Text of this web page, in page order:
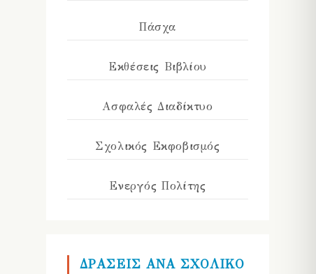
Πάσχα
Εκθέσεις Βιβλίου
Ασφαλές Διαδίκτυο
Σχολικός Εκφοβισμός
Ενεργός Πολίτης
ΔΡΑΣΕΙΣ ΑΝΑ ΣΧΟΛΙΚΟ